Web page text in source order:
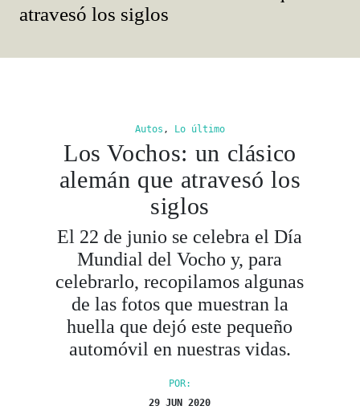
atravesó los siglos
Autos , Lo último
Los Vochos: un clásico
alemán que atravesó los
siglos
El 22 de junio se celebra el Día
Mundial del Vocho y, para
celebrarlo, recopilamos algunas
de las fotos que muestran la
huella que dejó este pequeño
automóvil en nuestras vidas.
POR:
29 JUN 2020